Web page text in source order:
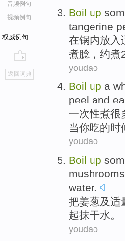
音频例句
视频例句
权威例句
go
top
返回词典
Boil up
tangerine
在锅内放入
煮腍，约煮
youdao
Boil up a
peel and
一次性煮很
当你吃的时
youdao
Boil up
water.
把姜葱及适
起抹干水。
youdao